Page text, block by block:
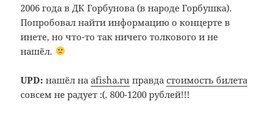
2006 года в ДК Горбунова (в народе Горбушка).
Попробовал найти информацию о концерте в
инете, но что-то так ничего толкового и не
нашёл.
UPD: нашёл наafisha.ru правдастоимость билета
совсем не радует :(. 800-1200 рублей!!!